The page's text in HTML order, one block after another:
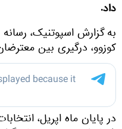
داد.
به گزارش اسپوتنیک،
کوزوو، درگیری بین
در پایان ماه اپریل،